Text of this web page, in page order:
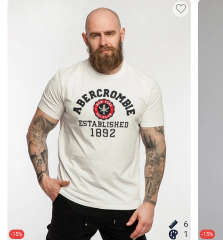
-15%
6
1
-15%